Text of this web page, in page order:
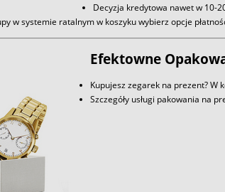
Decyzja kredytowa nawet w 10-
w systemie ratalnym w koszyku wybierz opcje
Efektowne
Kupujesz zegarek na prezent? W
Szczegóły usługi pakowania na